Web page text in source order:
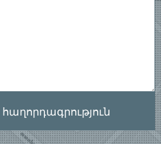
հաղորդագրություն